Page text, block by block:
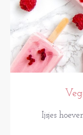
Ijsjes